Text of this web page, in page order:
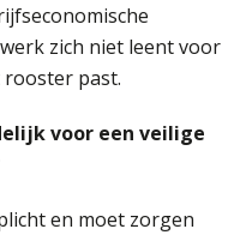
zich niet leent voor
past.
voor een veilige
en moet zorgen